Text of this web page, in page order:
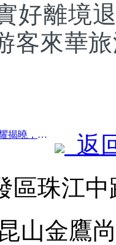
好離境
客來華
前一篇：六大獎項終極名單榮耀揭曉，百余酒店及企業斬獲年度獎項！
返
區珠江
昆山金